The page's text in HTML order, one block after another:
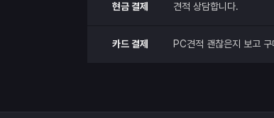
현금 결제 견적 상담합니다.
카드 결제 PC견적 괜찮은지 보고